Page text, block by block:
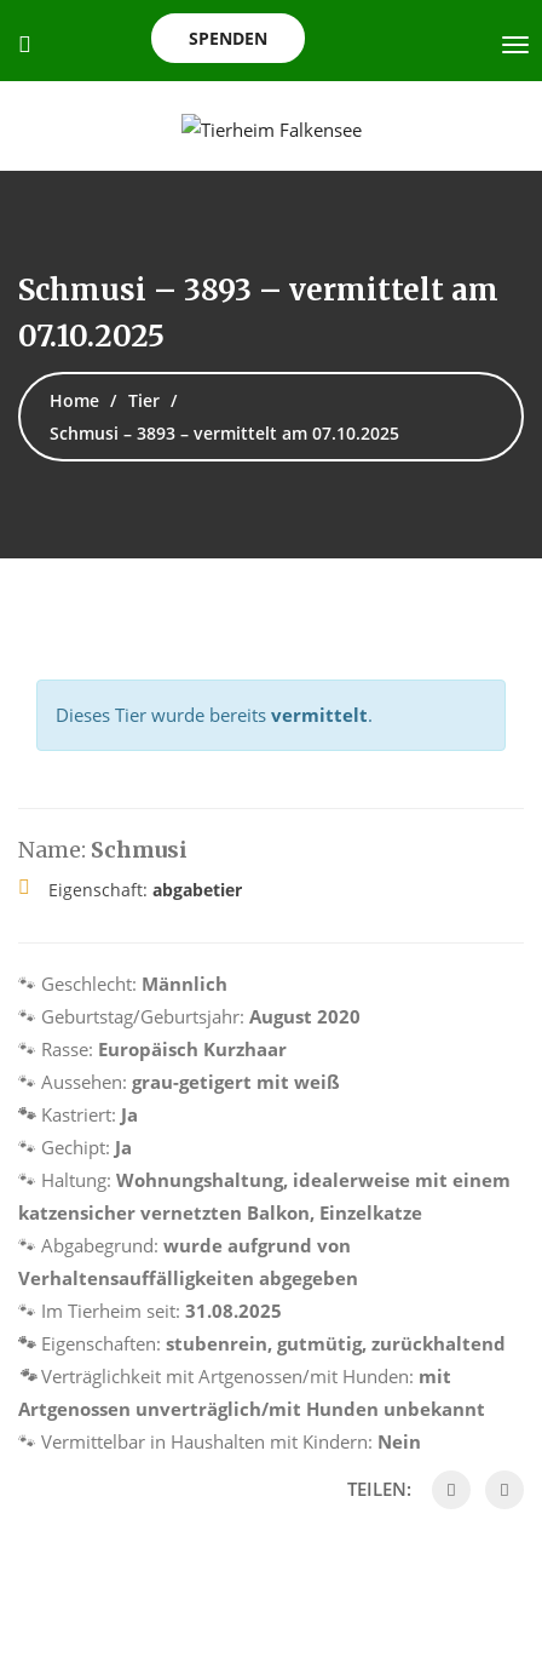
SPENDEN
Schmusi – 3893 – vermittelt am
07.10.2025
Home
Tier
Schmusi – 3893 – vermittelt am 07.10.2025
Dieses Tier wurde bereits vermittelt.
Name: Schmusi
Eigenschaft: abgabetier
🐾 Geschlecht: Männlich
🐾 Geburtstag/Geburtsjahr: August 2020
🐾 Rasse: Europäisch Kurzhaar
🐾 Aussehen: grau-getigert mit weiß
🐾 Kastriert: Ja
🐾 Gechipt: Ja
🐾 Haltung: Wohnungshaltung, idealerweise mit einem
katzensicher vernetzten Balkon, Einzelkatze
🐾 Abgabegrund: wurde aufgrund von
Verhaltensauffälligkeiten abgegeben
🐾 Im Tierheim seit: 31.08.2025
🐾 Eigenschaften: stubenrein, gutmütig, zurückhaltend
🐾Verträglichkeit mit Artgenossen/mit Hunden: mit
Artgenossen unverträglich/mit Hunden unbekannt
🐾 Vermittelbar in Haushalten mit Kindern: Nein
TEILEN: